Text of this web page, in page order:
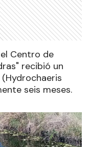
Centro de
recibió un
seis meses.